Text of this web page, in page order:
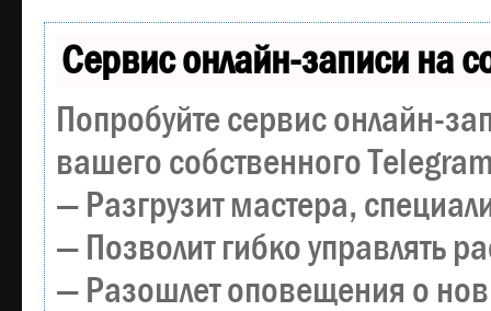
Сервис онлайн-записи на
Попробуйте сервис онлайн-
вашего собственного
— Разгрузит мастера,
— Позволит гибко управлять
— Разошлет оповещения о